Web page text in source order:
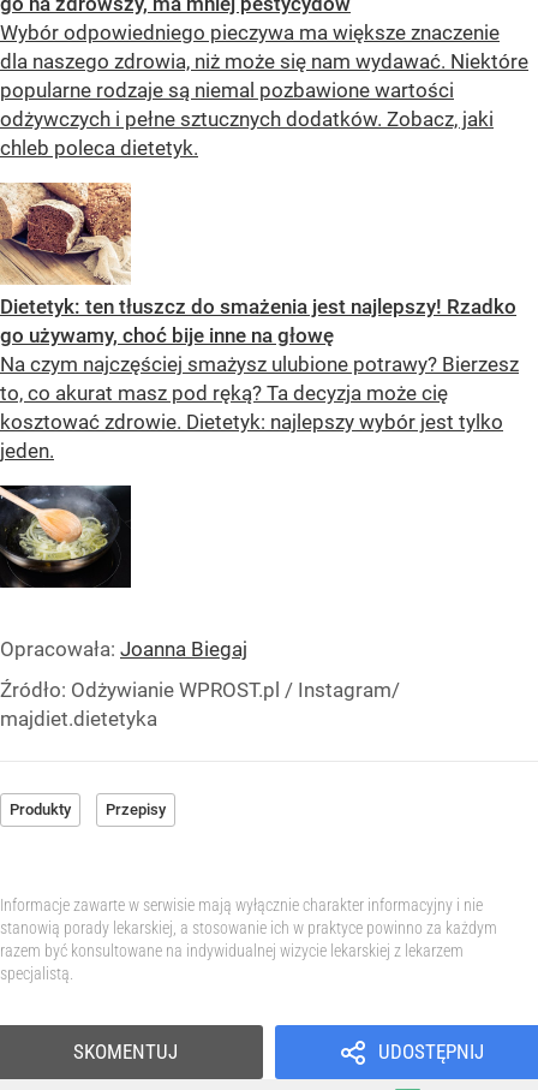
Wybór odpowiedniego pieczywa ma większe znaczenie
dla naszego zdrowia, niż może się nam wydawać. Niektóre
popularne rodzaje są niemal pozbawione wartości
odżywczych i pełne sztucznych dodatków. Zobacz, jaki
chleb poleca dietetyk.
Dietetyk: ten tłuszcz do smażenia jest najlepszy! Rzadko
go używamy, choć bije inne na głowę
Na czym najczęściej smażysz ulubione potrawy? Bierzesz
to, co akurat masz pod ręką? Ta decyzja może cię
kosztować zdrowie. Dietetyk: najlepszy wybór jest tylko
jeden.
Opracowała: Joanna Biegaj
Źródło: Odżywianie WPROST.pl / Instagram/
majdiet.dietetyka
Produkty Przepisy
Informacje zawarte w serwisie mają wyłącznie charakter informacyjny i nie
stanowią porady lekarskiej, a stosowanie ich w praktyce powinno za każdym
razem być konsultowane na indywidualnej wizycie lekarskiej z lekarzem
specjalistą.
UDOSTĘPNIJ
SKOMENTUJ